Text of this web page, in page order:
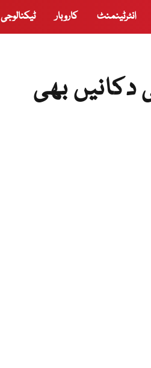
انٹرٹینمنٹ کاروبار ٹیکنالوجی
دکانیں بھی